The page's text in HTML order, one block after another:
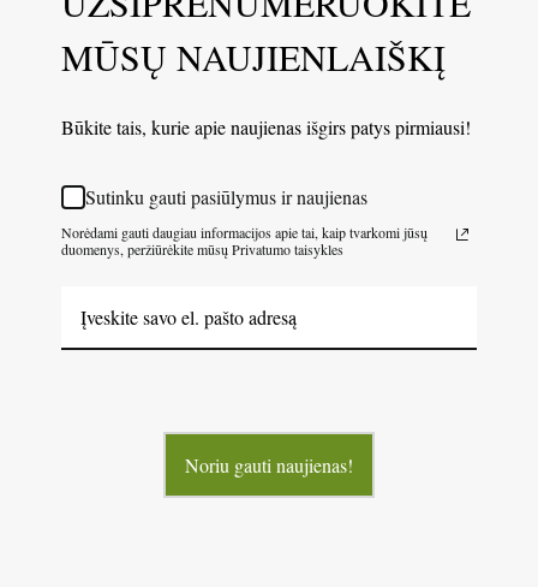
MŪSŲ NAUJIENLAIŠKĮ
Būkite tais, kurie apie naujienas išgirs patys pirmiausi!
Sutinku gauti pasiūlymus ir naujienas
Norėdami gauti daugiau informacijos apie tai, kaip tvarkomi jūsų
duomenys, peržiūrėkite mūsų Privatumo taisykles
Noriu gauti naujienas!